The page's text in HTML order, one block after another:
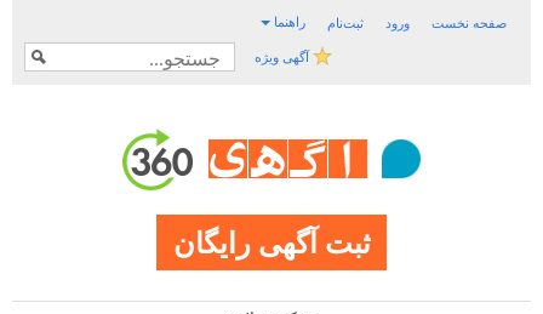
صفحه نخست ورود ثبت‌نام راهنما
آگهی ویژه
ثبت آگهی رایگان